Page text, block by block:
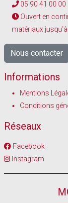
05 90 41 00 00
Ouvert en
matériaux
Nous contacter
Informations
Mentions
Conditions
Réseaux
Facebook
Instagram